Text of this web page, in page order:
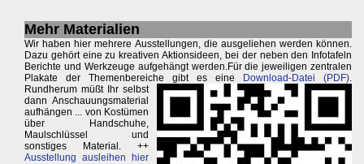
Mehr Materialien
Wir haben hier mehrere Ausstellungen, die ausgeliehen werden können.
Dazu gehört eine zu kreativen Aktionsideen, bei der neben den Infotafeln
Berichte und Werkzeuge aufgehängt werden.Für die jeweiligen zentralen
Plakate der Themenbereiche gibt es eine
Download-Datei (PDF).
Rundherum müßt Ihr selbst
dann Anschauungsmaterial
aufhängen ... von Kostümen
über Handschuhe,
Maulschlüssel und
sonstiges Material. ++
Ausstellung ausleihen hier